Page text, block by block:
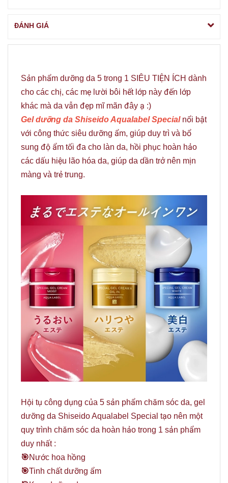
ĐÁNH GIÁ
Sản phẩm dưỡng da 5 trong 1 SIÊU TIỆN ÍCH dành
cho các chị, các mẹ lười bôi hết lớp này đến lớp
khác mà da vẫn đẹp mĩ mãn đây ạ :)
Gel dưỡng da Shiseido Aqualabel Special nổi bật
với công thức siêu dưỡng ẩm, giúp duy trì và bổ
sung độ ẩm tối đa cho làn da, hồi phục hoàn hảo
các dấu hiệu lão hóa da, giúp da dần trở nên mịn
màng và trẻ trung.
Hội tụ công dụng của 5 sản phẩm chăm sóc da, gel
dưỡng da Shiseido Aqualabel Special tạo nên một
quy trình chăm sóc da hoàn hảo trong 1 sản phẩm
duy nhất :
️🎯Nước hoa hồng
️🎯Tinh chất dưỡng ẩm